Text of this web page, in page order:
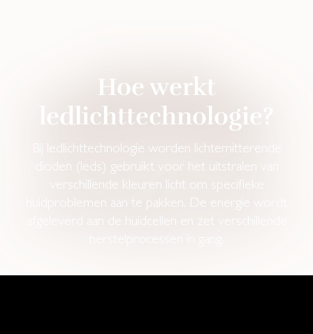
Hoe werkt
ledlichttechnologie?
Bij ledlichttechnologie worden lichtemitterende
dioden (leds) gebruikt voor het uitstralen van
verschillende kleuren licht om specifieke
huidproblemen aan te pakken. De energie wordt
afgeleverd aan de huidcellen en zet verschillende